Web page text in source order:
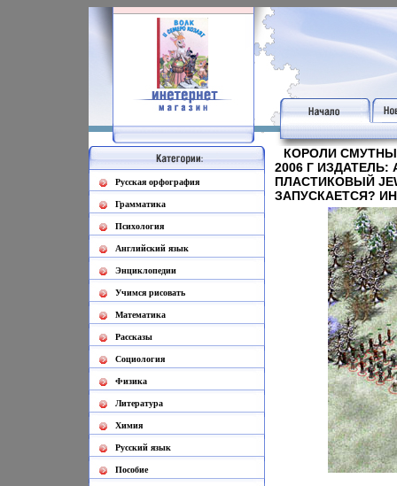
Русская орфография
Грамматика
Психология
Английский язык
Энциклопедии
Учимся рисовать
Математика
Рассказы
Социология
Физика
Литература
Химия
Русский язык
Пособие
КОРОЛИ СМУТНЫХ
2006 Г ИЗДАТЕЛЬ:
ПЛАСТИКОВЫЙ
ЗАПУСКАЕТСЯ?